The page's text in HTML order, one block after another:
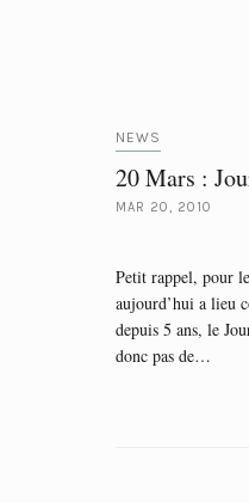
NEWS
20 Mars :
MAR 20, 2010
Petit rappel, pour
aujourd’hui a lieu
depuis 5 ans, le
donc pas de…